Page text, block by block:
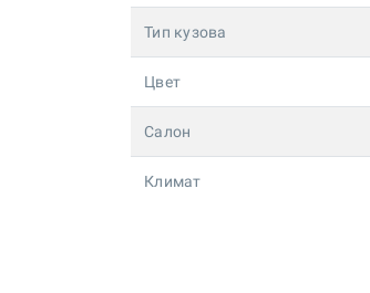
Тип кузова
Цвет
Салон
Климат